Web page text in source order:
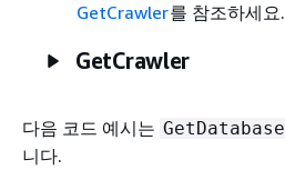
GetCrawler를 참조하세요.
GetCrawler
다음 코드 예시는 GetDatabase
니다.